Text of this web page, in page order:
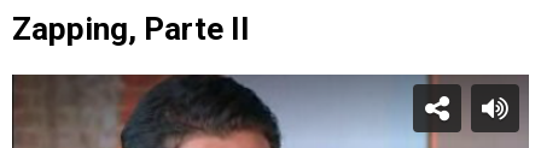
Zapping, Parte II